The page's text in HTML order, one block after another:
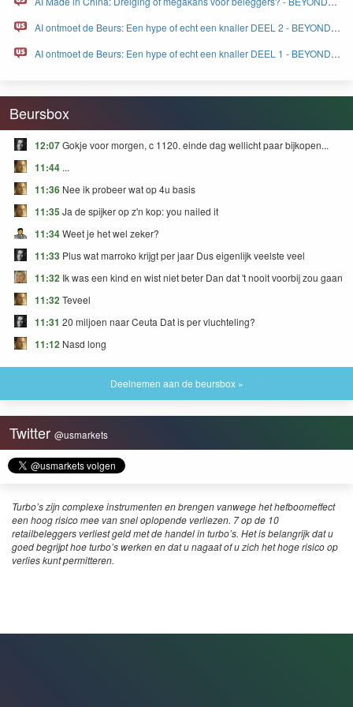
AI ontmoet de Beurs: Een hype of echt een knaller DEEL 2 - BEYOND
AI ontmoet de Beurs: Een hype of echt een knaller DEEL 1 - BEYOND
Beursbox
12:07Gokje voor morgen, c 1120. einde dag wellicht paar bijkopen...
11:44 ...
11:36 Nee ik probeer wat op 4u basis
11:35 Ja de spijker op z'n kop: you nailed it
11:34Weet je het wel zeker?
11:33 Plus wat marroko krijgt per jaar Dus eigenlijk veelste veel
11:32 Ik was een kind en wist niet beter Dan dat 't nooit voorbij zou gaan
11:32Teveel
11:31 20 miljoen naar Ceuta Dat is per vluchteling?
11:12 Nasd long
Deelnemen aan de beursbox »
Twitter @usmarkets
Turbo’s zijn complexe instrumenten en brengen vanwege het hefboomeffect
een hoog risico mee van snel oplopende verliezen. 7 op de 10
retailbeleggers verliest geld met de handel in turbo’s. Het is belangrijk dat u
goed begrijpt hoe turbo’s werken en dat u nagaat of u zich het hoge risico op
verlies kunt permitteren.